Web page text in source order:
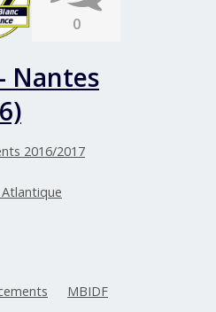
0
Nantes
2016/2017
MBIDF